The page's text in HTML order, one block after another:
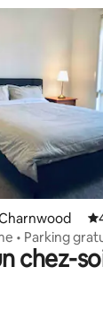
de 153
• Parking
chez-